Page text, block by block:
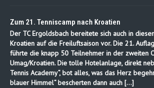
Zum 21. Tenniscamp nach Kroatien
Der TC Ergoldsbach bereitete sich auch in
Kroatien auf die Freiluftsaison vor. Die 21.
führte die knapp 50 Teilnehmer in der zweiten
Umag/Kroatien. Die tolle Hotelanlage, direkt
Tennis Academy“, bot alles, was das Herz
blauer Himmel“ bescherten dann auch […]